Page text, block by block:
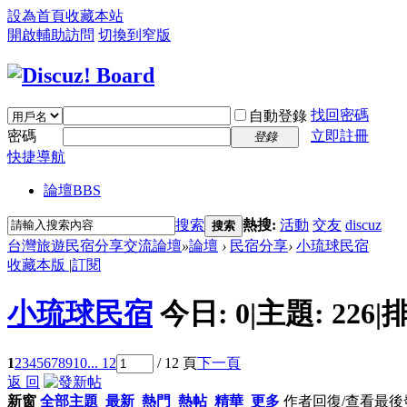
設為首頁收藏本站
開啟輔助訪問 切換到窄版
自動登錄 找回密碼
密碼
登錄
立即註冊
快捷導航
論壇BBS
搜索 搜索 熱搜: 活動 交友 discuz
台灣旅遊民宿分享交流論壇»論壇 › 民宿分享› 小琉球民宿
收藏本版 |訂閱
小琉球民宿 今日: 0|主題: 226|
12345678910... 12 / 12 頁下一頁
返 回
新窗 全部主題 最新 熱門 熱帖 精華 更多 作者回復/查看最後